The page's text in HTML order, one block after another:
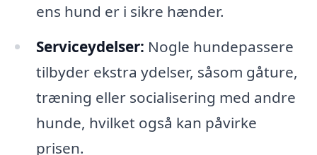
ens hund er i sikre hænder.
Serviceydelser: Nogle hundepassere
tilbyder ekstra ydelser, såsom gåture,
træning eller socialisering med andre
hunde, hvilket også kan påvirke
prisen.